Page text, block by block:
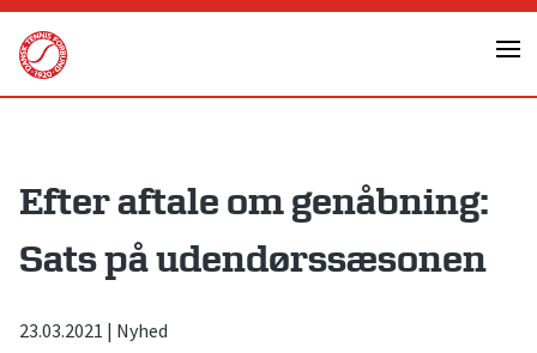
Skip
content
Efter aftale om genåbning:
Sats på udendørssæsonen
23.03.2021 | Nyhed